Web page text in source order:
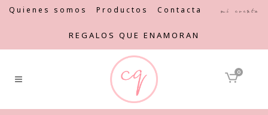
Quienes somos Productos Contacta Mi cuenta
REGALOS QUE ENAMORAN
0